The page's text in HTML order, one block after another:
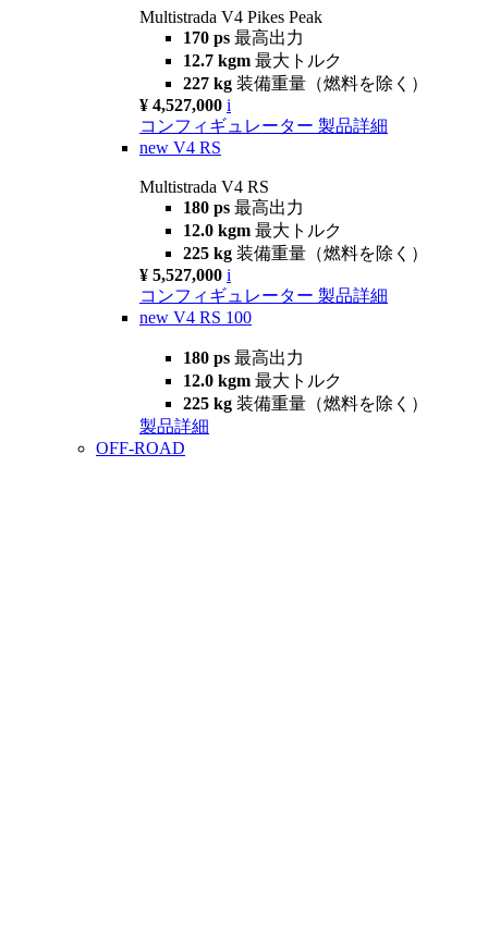
Multistrada V4 Pikes Peak
170 ps 最高出力
12.7 kgm 最大トルク
227 kg 装備重量（燃料を除く）
¥ 4,527,000 i
コンフィギュレーター 製品詳細
new V4 RS
Multistrada V4 RS
180 ps 最高出力
12.0 kgm 最大トルク
225 kg 装備重量（燃料を除く）
¥ 5,527,000 i
コンフィギュレーター 製品詳細
new V4 RS 100
180 ps 最高出力
12.0 kgm 最大トルク
225 kg 装備重量（燃料を除く）
製品詳細
OFF-ROAD